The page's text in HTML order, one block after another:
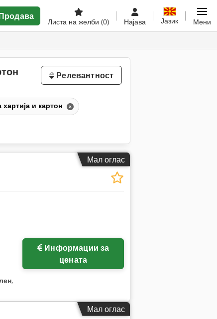
Листа на желби (0) Најава Јазик Мени
Релевантност
и картон
Мал оглас
цената
,
Мал оглас